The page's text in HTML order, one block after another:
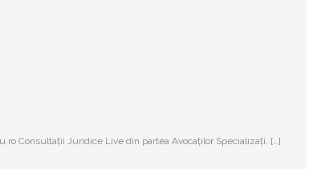
Consultații Juridice Live din partea Avocaților Specializați. […]